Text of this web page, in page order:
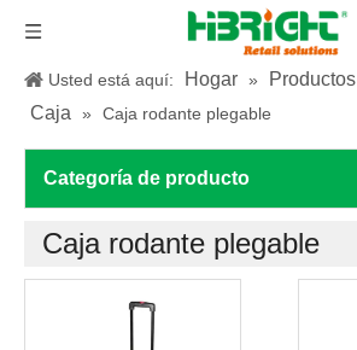
Usted está aquí: Hogar »
Caja » Caja rodante plegable
Categoría de producto
Caja rodante plegable